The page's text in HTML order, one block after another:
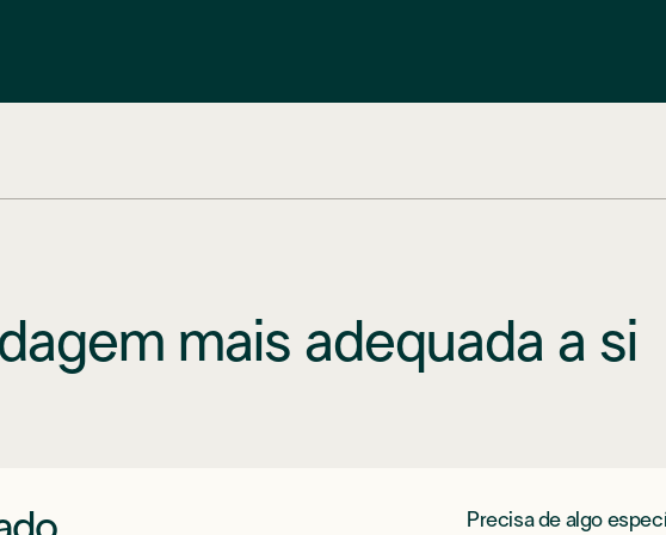
mais adequada a si
Precisa de algo